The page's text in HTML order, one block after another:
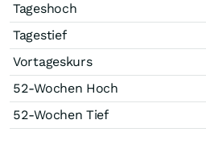
Tageshoch
Tagestief
Vortageskurs
52-Wochen Hoch
52-Wochen Tief